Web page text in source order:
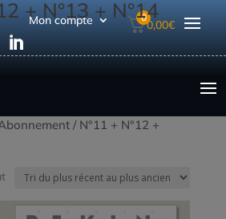
Mon compte 00,00€

/ N°11 + N°12 +
+ N°13 + N°14